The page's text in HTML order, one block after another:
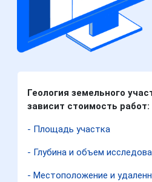
Геология земельного
зависит стоимость работ:
- Площадь участка
- Глубина и объем
- Местоположение и